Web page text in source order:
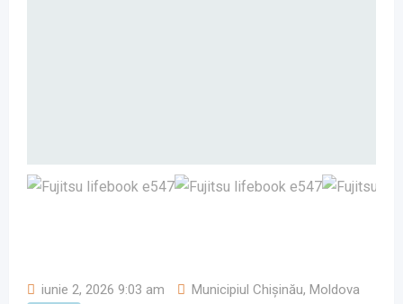
iunie 2, 2026 9:03 am Municipiul Chișinău, Moldova